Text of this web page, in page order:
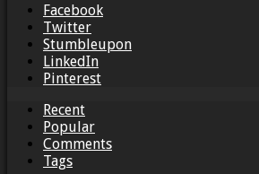
Facebook
Twitter
Stumbleupon
LinkedIn
Pinterest
Recent
Popular
Comments
Tags